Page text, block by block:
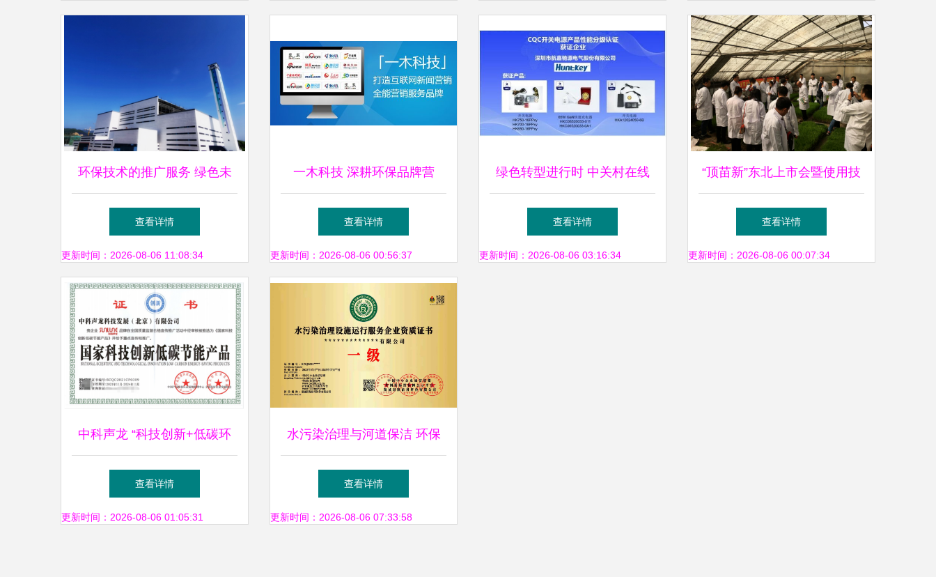
环保技术的推广服务 绿色未
来的桥梁
查看详情
更新时间：2026-08-06 11:08:34
一木科技 深耕环保品牌营
销，三项创新推广方案引领绿
色未来
查看详情
更新时间：2026-08-06 00:56:37
绿色转型进行时 中关村在线
专访航嘉，畅谈低碳科技与环
保生活创新实践
查看详情
更新时间：2026-08-06 03:16:34
“顶苗新”东北上市会暨使用技
术交流会 环保技术推广助力
绿色农业
查看详情
更新时间：2026-08-06 00:07:34
中科声龙 “科技创新+低碳环
保”企业发展新标准与环保技
术推广服务
查看详情
更新时间：2026-08-06 01:05:31
水污染治理与河道保洁 环保
技术推广的协同路径
查看详情
更新时间：2026-08-06 07:33:58